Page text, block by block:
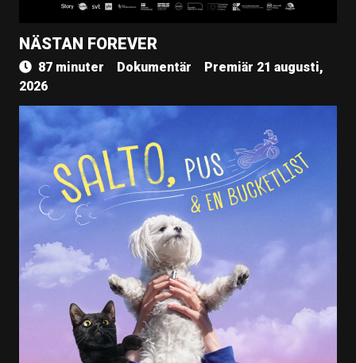
NÄSTAN FOREVER
87 minuter Dokumentär
Premiär 21 augusti,
2026